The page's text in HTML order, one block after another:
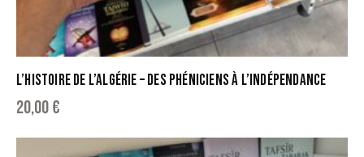
L’HISTOIRE DE L’ALGÉRIE – DES PHÉNICIENS À L’INDÉPENDANCE
20,00€